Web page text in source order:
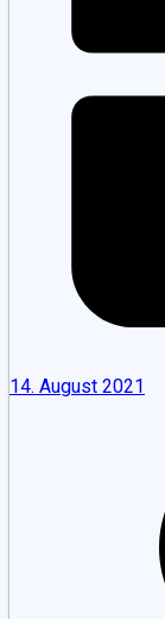
14. August 2021